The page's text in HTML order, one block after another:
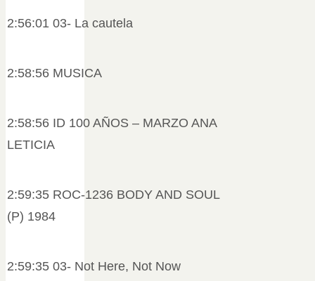
2:56:01 03- La cautela
2:58:56 MUSICA
2:58:56 ID 100 AÑOS – MARZO ANA
LETICIA
2:59:35 ROC-1236 BODY AND SOUL
(P) 1984
2:59:35 03- Not Here, Not Now